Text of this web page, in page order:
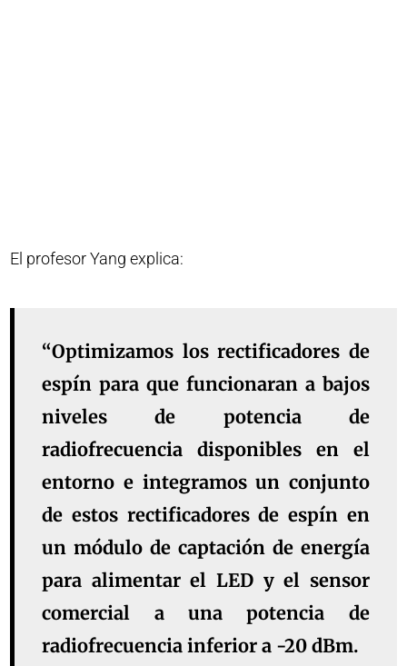
El profesor Yang explica:
“Optimizamos los rectificadores de
espín para que funcionaran a bajos
niveles de potencia de
radiofrecuencia disponibles en el
entorno e integramos un conjunto
de estos rectificadores de espín en
un módulo de captación de energía
para alimentar el LED y el sensor
comercial a una potencia de
radiofrecuencia inferior a -20 dBm.